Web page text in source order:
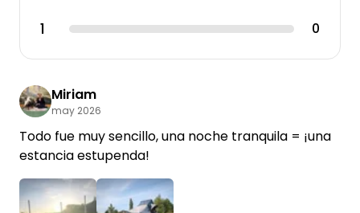
1 0
Miriam
may 2026
Todo fue muy sencillo, una noche tranquila = ¡una
estancia estupenda!